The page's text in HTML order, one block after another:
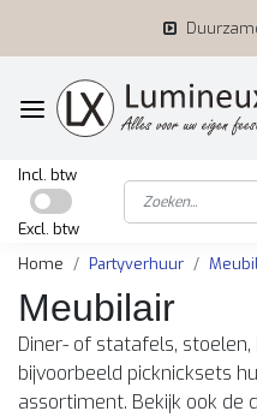
Incl. btw
Excl. btw
Home
Partyverhuur
Meubilair
Diner- of statafels,
bijvoorbeeld picknicksets
assortiment. Bekijk ook de